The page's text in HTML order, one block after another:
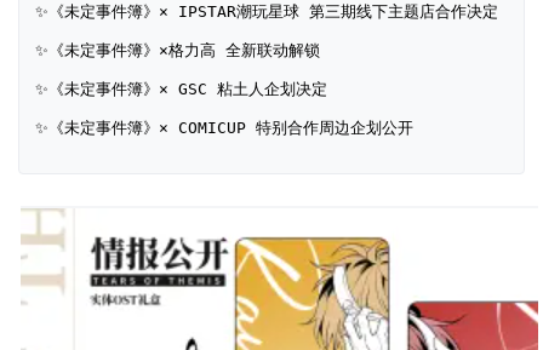
✨《未定事件簿》× IPSTAR潮玩星球 第三期线下主题店合作决定
✨《未定事件簿》×格力高 全新联动解锁
✨《未定事件簿》× GSC 粘土人企划决定
✨《未定事件簿》× COMICUP 特别合作周边企划公开